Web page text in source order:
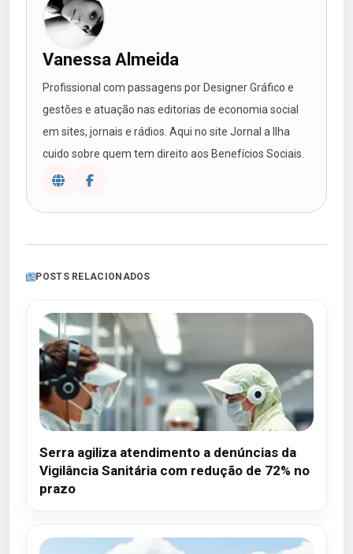
Vanessa Almeida
Profissional com passagens por Designer Gráfico e
gestões e atuação nas editorias de economia social
em sites, jornais e rádios. Aqui no site Jornal a Ilha
cuido sobre quem tem direito aos Benefícios Sociais.
POSTS RELACIONADOS
Serra agiliza atendimento a denúncias da
Vigilância Sanitária com redução de 72% no
prazo